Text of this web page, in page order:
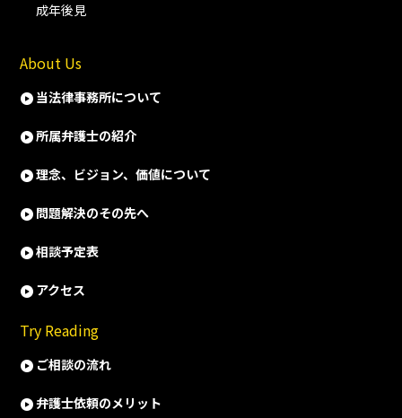
成年後見
About Us
当法律事務所について
所属弁護士の紹介
理念、ビジョン、価値について
問題解決のその先へ
相談予定表
アクセス
Try Reading
ご相談の流れ
弁護士依頼のメリット